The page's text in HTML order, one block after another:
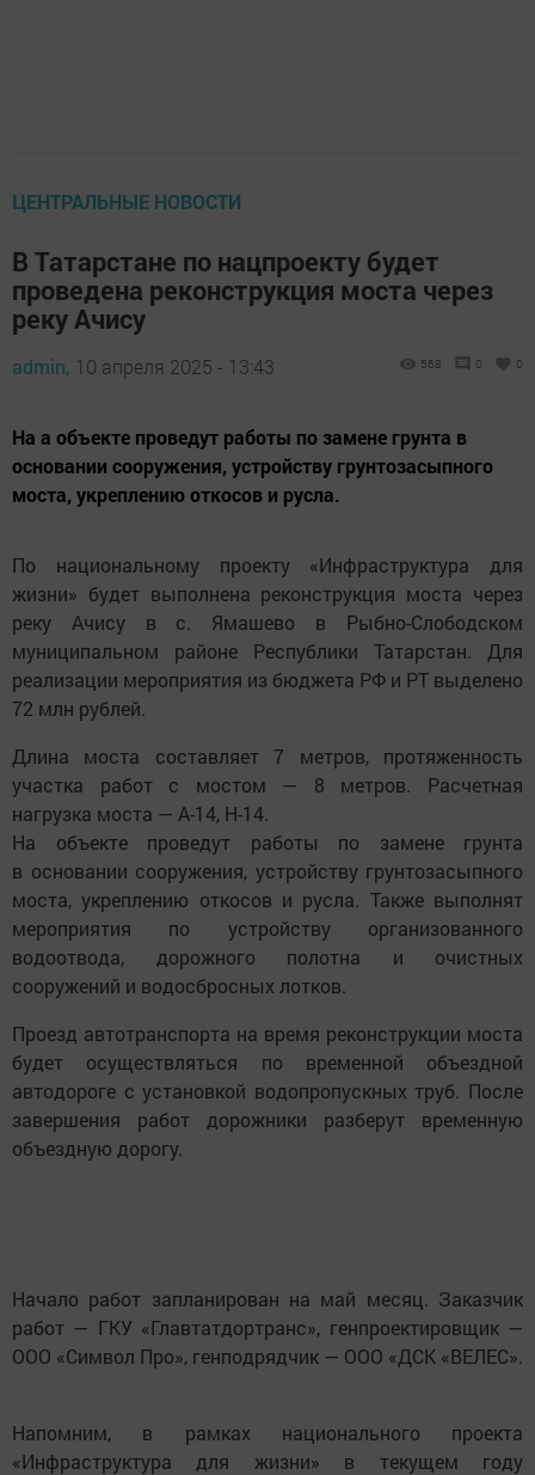
ЦЕНТРАЛЬНЫЕ НОВОСТИ
В Татарстане по нацпроекту будет
проведена реконструкция моста через
реку Ачису
admin, 10 апреля 2025 - 13:43 568 0 0
На а объекте проведут работы по замене грунта в
основании сооружения, устройству грунтозасыпного
моста, укреплению откосов и русла.
По национальному проекту «Инфраструктура для
жизни» будет выполнена реконструкция моста через
реку Ачису в с. Ямашево в Рыбно-Слободском
муниципальном районе Республики Татарстан. Для
реализации мероприятия из бюджета РФ и РТ выделено
72 млн рублей.
Длина моста составляет 7 метров, протяженность
участка работ с мостом — 8 метров. Расчетная
нагрузка моста — А-14, Н-14.
На объекте проведут работы по замене грунта
в основании сооружения, устройству грунтозасыпного
моста, укреплению откосов и русла. Также выполнят
мероприятия по устройству организованного
водоотвода, дорожного полотна и очистных
сооружений и водосбросных лотков.
Проезд автотранспорта на время реконструкции моста
будет осуществляться по временной объездной
автодороге с установкой водопропускных труб. После
завершения работ дорожники разберут временную
объездную дорогу.
Начало работ запланирован на май месяц. Заказчик
работ — ГКУ «Главтатдортранс», генпроектировщик —
ООО «Символ Про», генподрядчик — ООО «ДСК «ВЕЛЕС».
Напомним, в рамках национального проекта
«Инфраструктура для жизни» в текущем году